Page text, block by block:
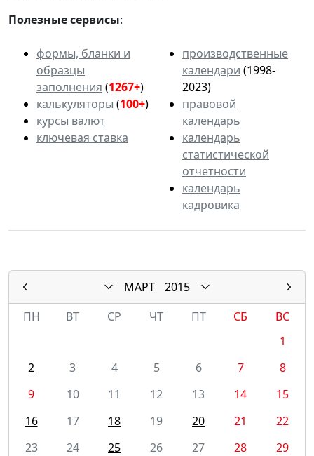
Полезные сервисы:
формы, бланки и
образцы
заполнения (1267+)
калькуляторы (100+)
курсы валют
ключевая ставка
производственные
календари (1998-
2023)
правовой
календарь
календарь
статистической
отчетности
календарь
кадровика
МАРТ
2015
ПН
ВТ СР ЧТ ПТ СБ
ВС
1
2
3 4 5 6 7
8
9
10 11 12 13 14
15
16
17 18 19 20 21
22
23
24 25 26 27 28
29